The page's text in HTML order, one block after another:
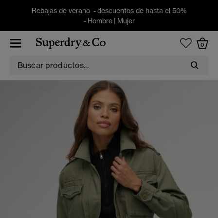
Rebajas de verano - descuentos de hasta el 50%
- Hombre| Mujer
0